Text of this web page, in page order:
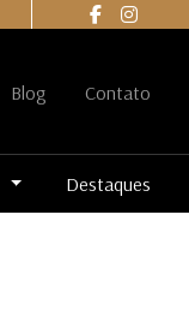
Blog Contato
Destaques